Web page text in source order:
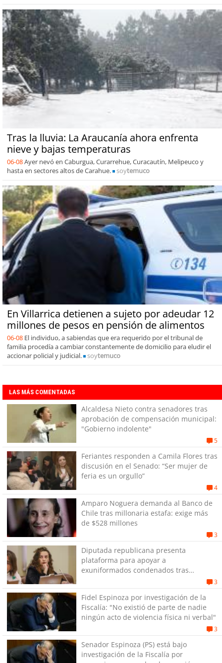
Tras la lluvia: La Araucanía ahora enfrenta
nieve y bajas temperaturas
06-08Ayer nevó en Caburgua, Curarrehue, Curacautín, Melipeuco y
hasta en sectores altos de Carahue.
soytemuco
En Villarrica detienen a sujeto por adeudar 12
millones de pesos en pensión de alimentos
06-08 El individuo, a sabiendas que era requerido por el tribunal de
familia procedía a cambiar constantemente de domicilio para eludir el
accionar policial y judicial.
soytemuco
LAS MÁS COMENTADAS
Alcaldesa Nieto contra senadores tras
aprobación de compensación municipal:
"Gobierno indolente"
5
Feriantes responden a Camila Flores tras
discusión en el Senado: “Ser mujer de
feria es un orgullo”
4
Amparo Noguera demanda al Banco de
Chile tras millonaria estafa: exige más
de $528 millones
3
Diputada republicana presenta
plataforma para apoyar a
exuniformados condenados tras
3
Fidel Espinoza por investigación de la
Fiscalía: "No existió de parte de nadie
ningún acto de violencia física ni verbal"
3
Senador Espinoza (PS) está bajo
investigación de la Fiscalía por